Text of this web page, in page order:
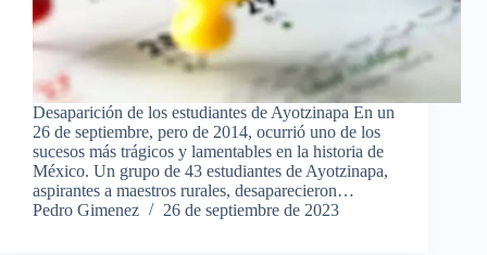
Desaparición de los estudiantes de Ayotzinapa En un
26 de septiembre, pero de 2014, ocurrió uno de los
sucesos más trágicos y lamentables en la historia de
México. Un grupo de 43 estudiantes de Ayotzinapa,
aspirantes a maestros rurales, desaparecieron…
Pedro Gimenez
26 de septiembre de 2023